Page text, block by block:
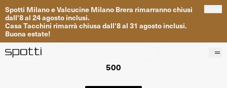
Spotti MilanoeValcucine Milano Brera rimarrannochiusi
dall'8al 24agosto inclusi.
Casa Tacchini rimarrà chiusa dall'8al 31 agosto inclusi.
Buona estate!
500